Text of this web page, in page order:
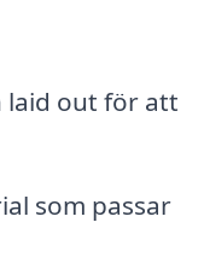
laid out för att
som passar